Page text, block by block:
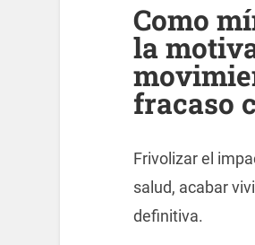
Como
la
fracaso
Frivolizar el
salud, acabar
definitiva.